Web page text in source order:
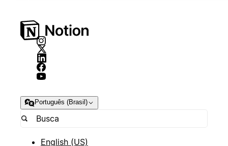
Português (Brasil)
English (US)